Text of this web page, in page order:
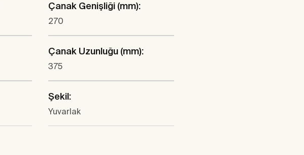
Çanak Genişliği (mm):
270
Çanak Uzunluğu (mm):
375
Şekil:
Yuvarlak